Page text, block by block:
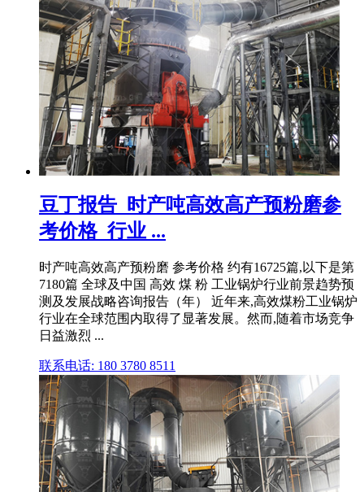
豆丁报告_时产吨高效高产预粉磨参
考价格_行业 ...
时产吨高效高产预粉磨 参考价格 约有16725篇,以下是第
7180篇 全球及中国 高效 煤 粉 工业锅炉行业前景趋势预
测及发展战略咨询报告（年） 近年来,高效煤粉工业锅炉
行业在全球范围内取得了显著发展。然而,随着市场竞争
日益激烈 ...
联系电话: 180 3780 8511